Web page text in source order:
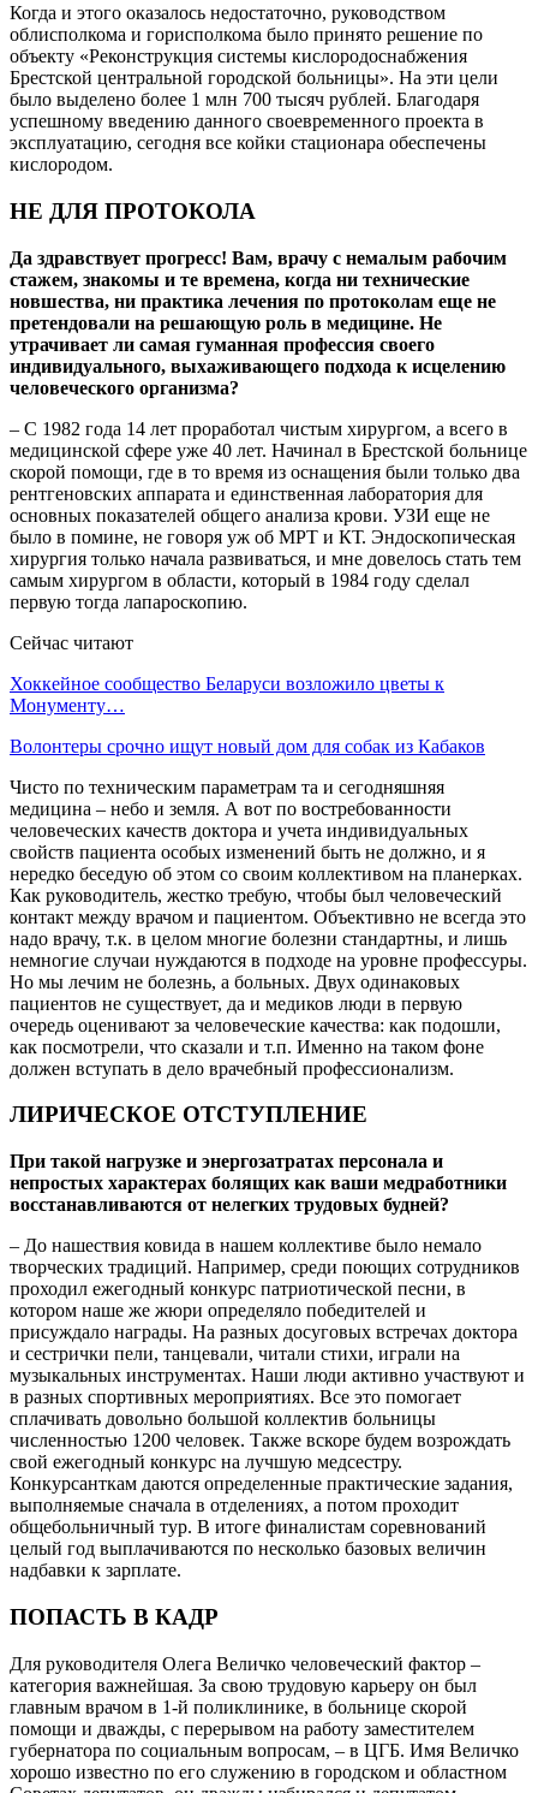
Когда и этого оказалось недостаточно, руководством
облисполкома и горисполкома было принято решение по
объекту «Реконструкция системы кислородоснабжения
Брестской центральной городской больницы». На эти цели
было выделено более 1 млн 700 тысяч рублей. Благодаря
успешному введению данного своевременного проекта в
эксплуатацию, сегодня все койки стационара обеспечены
кислородом.
НЕ ДЛЯ ПРОТОКОЛА
Да здравствует прогресс! Вам, врачу с немалым рабочим
стажем, знакомы и те времена, когда ни технические
новшества, ни практика лечения по протоколам еще не
претендовали на решающую роль в медицине. Не
утрачивает ли самая гуманная профессия своего
индивидуального, выхаживающего подхода к исцелению
человеческого организма?
– С 1982 года 14 лет проработал чистым хирургом, а всего в
медицинской сфере уже 40 лет. Начинал в Брестской больнице
скорой помощи, где в то время из оснащения были только два
рентгеновских аппарата и единственная лаборатория для
основных показателей общего анализа крови. УЗИ еще не
было в помине, не говоря уж об МРТ и КТ. Эндоскопическая
хирургия только начала развиваться, и мне довелось стать тем
самым хирургом в области, который в 1984 году сделал
первую тогда лапароскопию.
Сейчас читают
Хоккейное сообщество Беларуси возложило цветы к
Монументу…
Волонтеры срочно ищут новый дом для собак из Кабаков
Чисто по техническим параметрам та и сегодняшняя
медицина – небо и земля. А вот по востребованности
человеческих качеств доктора и учета индивидуальных
свойств пациента особых изменений быть не должно, и я
нередко беседую об этом со своим коллективом на планерках.
Как руководитель, жестко требую, чтобы был человеческий
контакт между врачом и пациентом. Объективно не всегда это
надо врачу, т.к. в целом многие болезни стандартны, и лишь
немногие случаи нуждаются в подходе на уровне профессуры.
Но мы лечим не болезнь, а больных. Двух одинаковых
пациентов не существует, да и медиков люди в первую
очередь оценивают за человеческие качества: как подошли,
как посмотрели, что сказали и т.п. Именно на таком фоне
должен вступать в дело врачебный профессионализм.
ЛИРИЧЕСКОЕ ОТСТУПЛЕНИЕ
При такой нагрузке и энергозатратах персонала и
непростых характерах болящих как ваши медработники
восстанавливаются от нелегких трудовых будней?
– До нашествия ковида в нашем коллективе было немало
творческих традиций. Например, среди поющих сотрудников
проходил ежегодный конкурс патриотической песни, в
котором наше же жюри определяло победителей и
присуждало награды. На разных досуговых встречах доктора
и сестрички пели, танцевали, читали стихи, играли на
музыкальных инструментах. Наши люди активно участвуют и
в разных спортивных мероприятиях. Все это помогает
сплачивать довольно большой коллектив больницы
численностью 1200 человек. Также вскоре будем возрождать
свой ежегодный конкурс на лучшую медсестру.
Конкурсанткам даются определенные практические задания,
выполняемые сначала в отделениях, а потом проходит
общебольничный тур. В итоге финалистам соревнований
целый год выплачиваются по несколько базовых величин
надбавки к зарплате.
ПОПАСТЬ В КАДР
Для руководителя Олега Величко человеческий фактор –
категория важнейшая. За свою трудовую карьеру он был
главным врачом в 1-й поликлинике, в больнице скорой
помощи и дважды, с перерывом на работу заместителем
губернатора по социальным вопросам, – в ЦГБ. Имя Величко
хорошо известно по его служению в городском и областном